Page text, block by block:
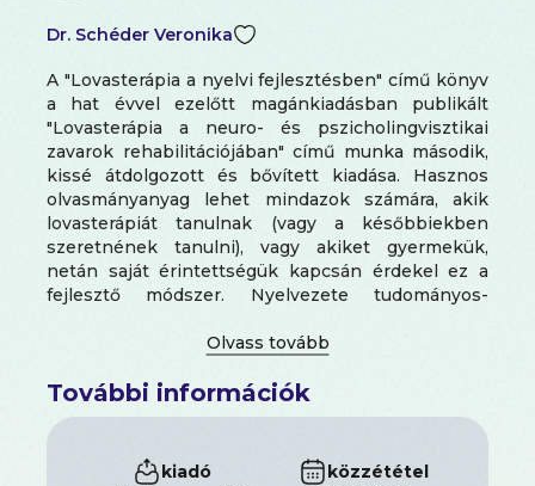
Dr. Schéder Veronika
A "Lovasterápia a nyelvi fejlesztésben" című könyv
a hat évvel ezelőtt magánkiadásban publikált
"Lovasterápia a neuro- és pszicholingvisztikai
zavarok rehabilitációjában" című munka második,
kissé átdolgozott és bővített kiadása. Hasznos
olvasmányanyag lehet mindazok számára, akik
lovasterápiát tanulnak (vagy a későbbiekben
szeretnének tanulni), vagy akiket gyermekük,
netán saját érintettségük kapcsán érdekel ez a
fejlesztő módszer. Nyelvezete tudományos-
függetlenül bárki számára értelmezhető.
További információk
kiadó
közzététel